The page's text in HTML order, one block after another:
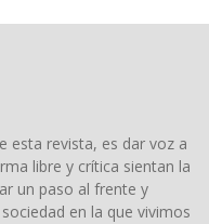
esta revista, es dar voz a
libre y crítica sientan la
un paso al frente y
en la que vivimos